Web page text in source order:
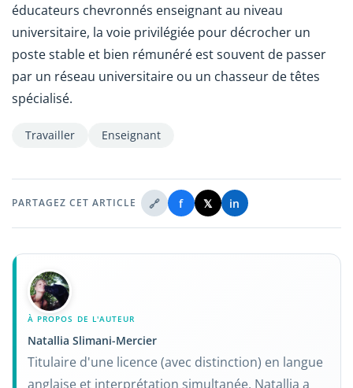
éducateurs chevronnés enseignant au niveau
universitaire, la voie privilégiée pour décrocher un
poste stable et bien rémunéré est souvent de passer
par un réseau universitaire ou un chasseur de têtes
spécialisé.
Travailler Enseignant
PARTAGEZ CET ARTICLE 🔗 f 𝕏 in
À PROPOS DE L'AUTEUR
Natallia Slimani-Mercier
Titulaire d'une licence (avec distinction) en langue
anglaise et interprétation simultanée, Natallia a